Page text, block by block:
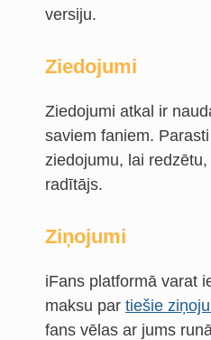
versiju.
Ziedojumi
Ziedojumi atkal ir
saviem faniem. Parasti
ziedojumu, lai
radītājs.
Ziņojumi
iFans platformā varat
maksu par tiešie
fans vēlas ar jums